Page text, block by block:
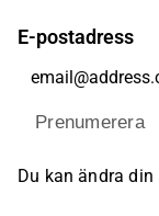
E-postadress
Prenumerera
Du kan ändra